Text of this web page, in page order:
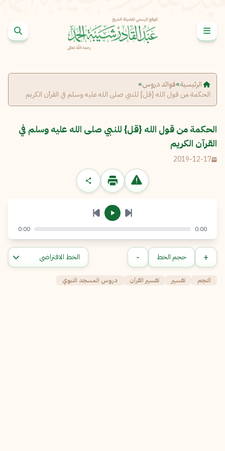
الرئيسية»فوائد دروس»
الحكمة من قول الله {قل} للنبي صلى الله عليه وسلم في القرآن الكريم
الحكمة من قول الله {قل} للنبي صلى الله عليه وسلم في
القرآن الكريم
2019-12-17
الإبلاغ عن مشكلة
البريد الإلكتروني*
الرسالة
نسخ
0:00
0:00
+ حجم الخط -
النجم تفسير تفسير القرآن دروس المسجد النبوي